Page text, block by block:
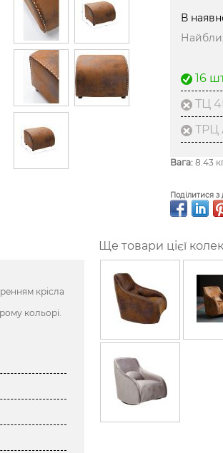
В
16
ТЦ
ТРЦ
Вага: 8.43
Поділитися з
крісла
кольорі.
Ще товари цієї